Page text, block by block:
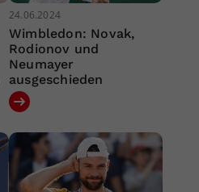
24.06.2024
Wimbledon: Novak,
Rodionov und
Neumayer
ausgeschieden